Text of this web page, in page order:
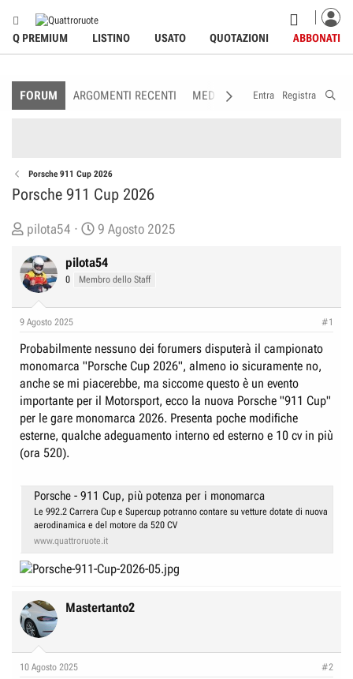
Q PREMIUM LISTINO USATO QUOTAZIONI ABBONATI
FORUM ARGOMENTI RECENTI MEDIA MEMBRI
Entra Registra
Porsche 911 Cup 2026
Porsche 911 Cup 2026
C
e
a
t
o
r
e
D
i
s
c
u
e
pilota54
D
t
a
d
I
n
i
z
i
o
9 Agosto 2025
pilota54
0 Membro dello Staff
9 Agosto 2025 #1
Probabilmente nessuno dei forumers disputerà il campionato
monomarca "Porsche Cup 2026", almeno io sicuramente no,
anche se mi piacerebbe, ma siccome questo è un evento
importante per il Motorsport, ecco la nuova Porsche "911 Cup"
per le gare monomarca 2026. Presenta poche modifiche
esterne, qualche adeguamento interno ed esterno e 10 cv in più
(ora 520).
Porsche - 911 Cup, più potenza per i monomarca
Le 992.2 Carrera Cup e Supercup potranno contare su vetture dotate di nuova
aerodinamica e del motore da 520 CV
www.quattroruote.it
Mastertanto2
10 Agosto 2025 #2